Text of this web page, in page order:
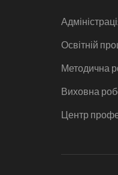
Освітній
Методична
Виховна
Центр